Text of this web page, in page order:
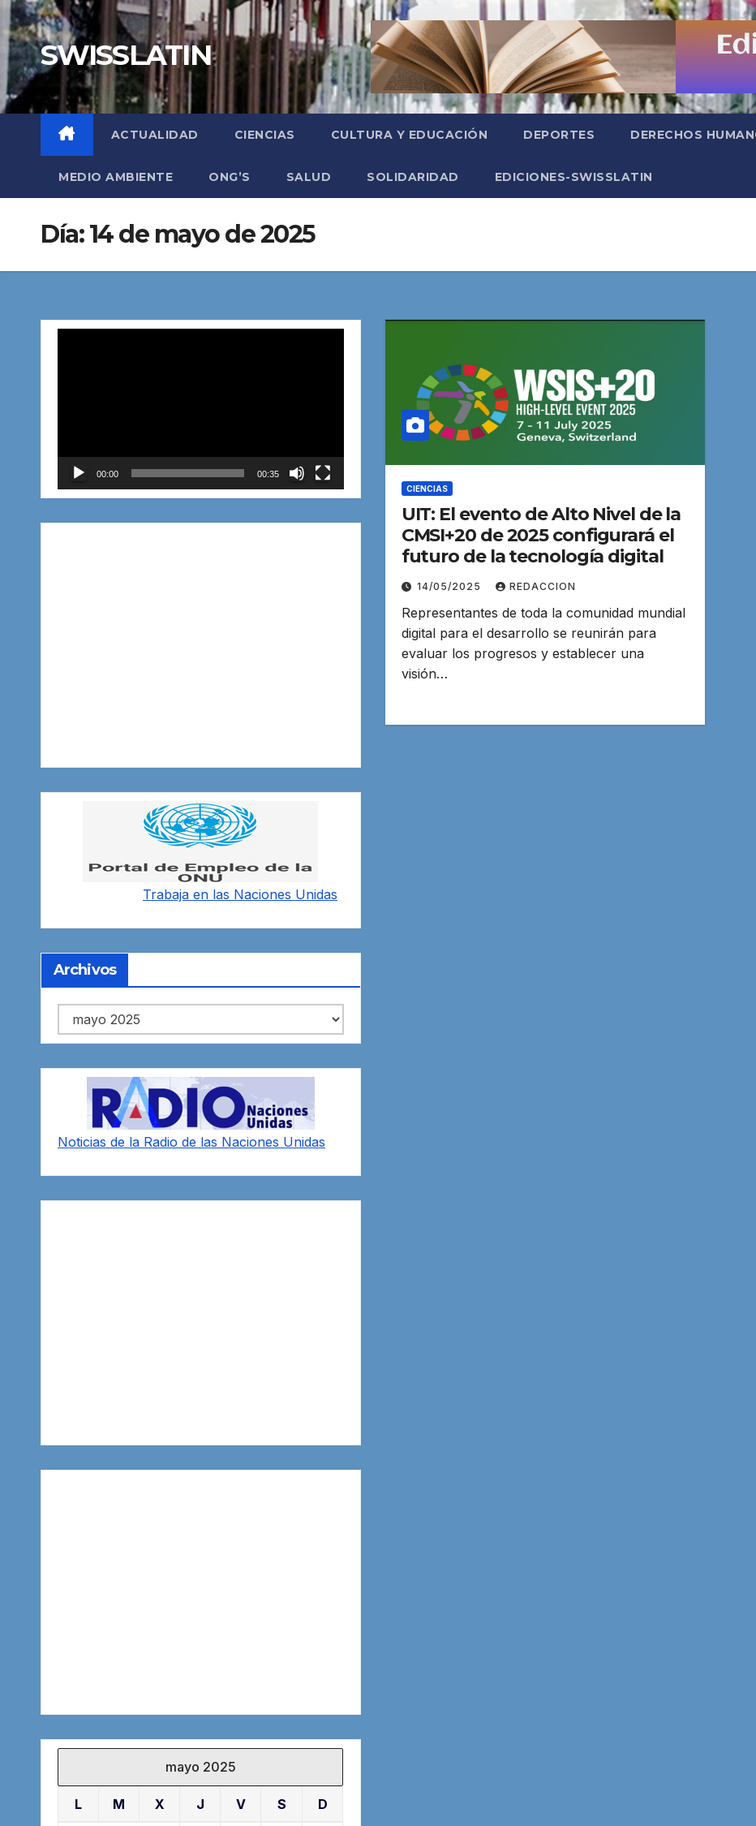
Saltar
al
contenidoSWISSLATIN
ACTUALIDAD CIENCIAS CULTURA Y EDUCACIÓN DEPORTES DERECHOS
MEDIO AMBIENTE ONG’S SALUD SOLIDARIDAD EDICIONES-SWISSLATIN
Día:14 de mayo de 2025
00:00 00:35
Trabaja en las Naciones Unidas
Archivos
Archivos
Noticias de la Radio de las Naciones Unidas
mayo 2025
L M X J V S D
CIENCIAS
UIT: El evento de Alto Nivel de la
CMSI+20 de 2025 configurará el
futuro de la tecnología digital
14/05/2025 REDACCION
Representantes de toda la comunidad mundial
digital para el desarrollo se reunirán para
evaluar los progresos y establecer una
visión…